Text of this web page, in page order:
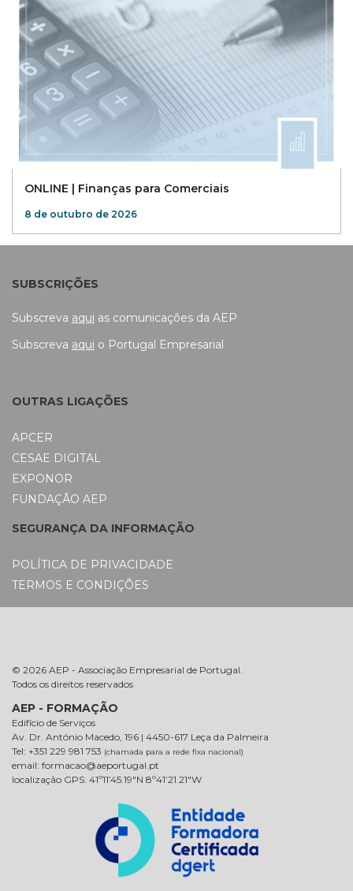
ONLINE | Finanças para Comerciais
8 de outubro de 2026
SUBSCRIÇÕES
Subscreva aqui as comunicações da AEP
Subscreva aqui o Portugal Empresarial
OUTRAS LIGAÇÕES
APCER
CESAE DIGITAL
EXPONOR
FUNDAÇÃO AEP
SEGURANÇA DA INFORMAÇÃO
POLÍTICA DE PRIVACIDADE
TERMOS E CONDIÇÕES
© 2026 AEP - Associação Empresarial de Portugal.
Todos os direitos reservados
AEP - FORMAÇÃO
Edifício de Serviços
Av. Dr. António Macedo, 196 | 4450-617 Leça da Palmeira
Tel: +351 229 981 753 (chamada para a rede fixa nacional)
email: formacao@aeportugal.pt
localização GPS: 41º11’45.19″N 8º41’21.21″W